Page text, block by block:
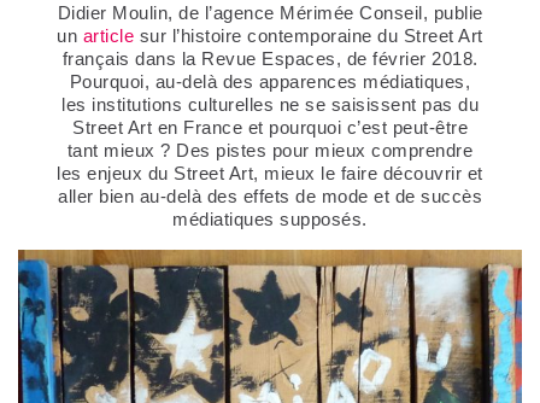
Didier Moulin, de l’agence Mérimée Conseil, publie
un article sur l’histoire contemporaine du Street Art
français dans la Revue Espaces, de février 2018.
Pourquoi, au-delà des apparences médiatiques,
les institutions culturelles ne se saisissent pas du
Street Art en France et pourquoi c’est peut-être
tant mieux ? Des pistes pour mieux comprendre
les enjeux du Street Art, mieux le faire découvrir et
aller bien au-delà des effets de mode et de succès
médiatiques supposés.